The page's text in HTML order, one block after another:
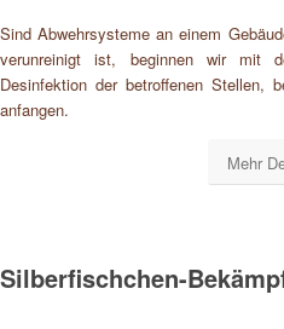
Sind Abwehrsysteme an einem
verunreinigt ist, beginnen wir mit
Desinfektion der betroffenen Stellen,
anfangen.
Mehr
Silberfischchen-